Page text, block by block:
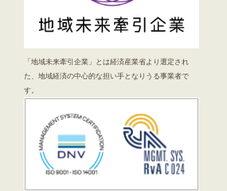
「地域未来牽引企業」とは経済産業省より選定され
た、地域経済の中心的な担い手となりうる事業者で
す。